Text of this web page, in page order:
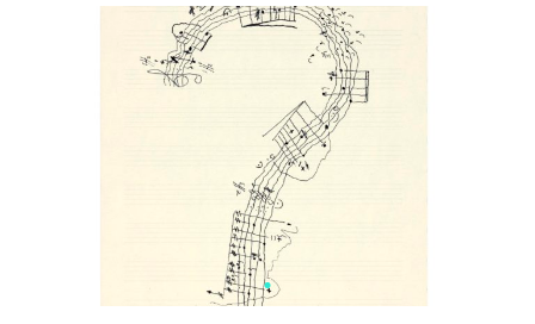
NEWSLETTER
CONTACTS
AGENDA